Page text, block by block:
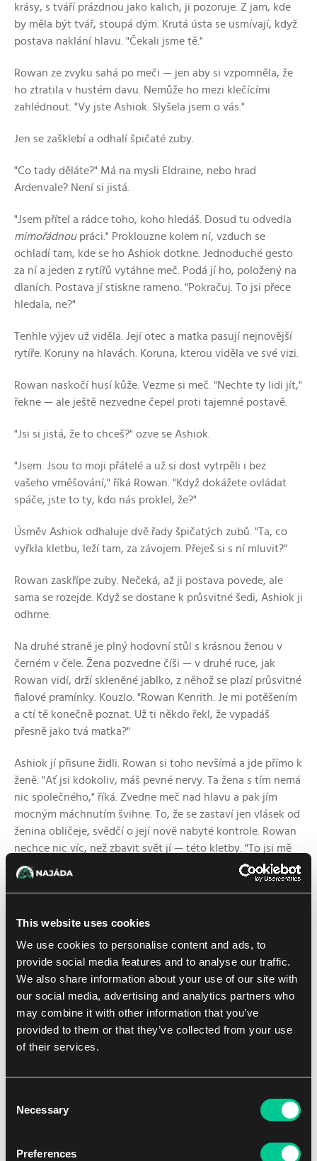
This website uses cookies
We use cookies to personalise content and ads, to
provide social media features and to analyse our traffic.
We also share information about your use of our site with
our social media, advertising and analytics partners who
may combine it with other information that you’ve
provided to them or that they’ve collected from your use
of their services.
Selection
Necessary
Preferences
krásy, s tváří prázdnou jako kalich, ji pozoruje. Z jam, kde
by měla být tvář, stoupá dým. Krutá ústa se usmívají, když
postava naklání hlavu. "Čekali jsme tě."
Rowan ze zvyku sahá po meči — jen aby si vzpomněla, že
ho ztratila v hustém davu. Nemůže ho mezi klečícími
zahlédnout. "Vy jste Ashiok. Slyšela jsem o vás."
Jen se zašklebí a odhalí špičaté zuby.
"Co tady děláte?" Má na mysli Eldraine, nebo hrad
Ardenvale? Není si jistá.
"Jsem přítel a rádce toho, koho hledáš. Dosud tu odvedla
mimořádnou práci." Proklouzne kolem ní, vzduch se
ochladí tam, kde se ho Ashiok dotkne. Jednoduché gesto
za ní a jeden z rytířů vytáhne meč. Podá jí ho, položený na
dlaních. Postava jí stiskne rameno. "Pokračuj. To jsi přece
hledala, ne?"
Tenhle výjev už viděla. Její otec a matka pasují nejnovější
rytíře. Koruny na hlavách. Koruna, kterou viděla ve své vizi.
Rowan naskočí husí kůže. Vezme si meč. "Nechte ty lidi jít,"
řekne — ale ještě nezvedne čepel proti tajemné postavě.
"Jsi si jistá, že to chceš?" ozve se Ashiok.
"Jsem. Jsou to moji přátelé a už si dost vytrpěli i bez
vašeho vměšování," říká Rowan. "Když dokážete ovládat
spáče, jste to ty, kdo nás proklel, že?"
Úsměv Ashiok odhaluje dvě řady špičatých zubů. "Ta, co
vyřkla kletbu, leží tam, za závojem. Přeješ si s ní mluvit?"
Rowan zaskřípe zuby. Nečeká, až ji postava povede, ale
sama se rozejde. Když se dostane k průsvitné šedi, Ashiok ji
odhrne.
Na druhé straně je plný hodovní stůl s krásnou ženou v
černém v čele. Žena pozvedne číši — v druhé ruce, jak
Rowan vidí, drží skleněné jablko, z něhož se plazí průsvitné
fialové pramínky. Kouzlo. "Rowan Kenrith. Je mi potěšením
a ctí tě konečně poznat. Už ti někdo řekl, že vypadáš
přesně jako tvá matka?"
Ashiok jí přisune židli. Rowan si toho nevšímá a jde přímo k
ženě. "Ať jsi kdokoliv, máš pevné nervy. Ta žena s tím nemá
nic společného," říká. Zvedne meč nad hlavu a pak jím
mocným máchnutím švihne. To, že se zastaví jen vlásek od
ženina obličeje, svědčí o její nově nabyté kontrole. Rowan
nechce nic víc, než zbavit svět jí — této kletby. "To jsi mě
sem zavolala jen proto, aby sis tropila šprýmy?"
Žena se ani nepohne, aby ji zastavila, ani aby se postavila.
sem, protože obdivuji ten oheň v tobě."
Rytíři jsou připraveni čelit na bojišti všem možným
zbraním: mečům, kopím, šípům, kladivům. Na co nejsou
připraveni — a na co vlastně Rowan ani nikdy netrénovala
— je taková odzbrojující upřímnost. Její stisk zakolísá.
"Cože?"
a jemně meč odkloní z cesty. "Ostatní se tě bojí, že? Tví